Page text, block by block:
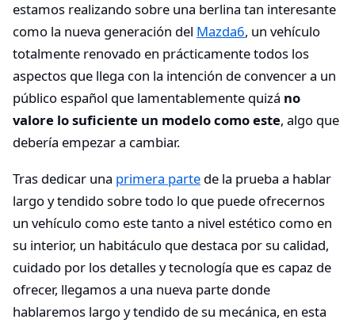
estamos realizando sobre una berlina tan interesante
como la nueva generación del Mazda6, un vehículo
totalmente renovado en prácticamente todos los
aspectos que llega con la intención de convencer a un
público español que lamentablemente quizá no
valore lo suficiente un modelo como este, algo que
debería empezar a cambiar.
Tras dedicar una primera parte de la prueba a hablar
largo y tendido sobre todo lo que puede ofrecernos
un vehículo como este tanto a nivel estético como en
su interior, un habitáculo que destaca por su calidad,
cuidado por los detalles y tecnología que es capaz de
ofrecer, llegamos a una nueva parte donde
hablaremos largo y tendido de su mecánica, en esta